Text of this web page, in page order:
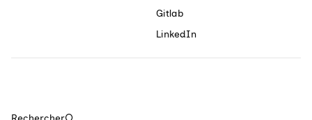
Gitlab
LinkedIn